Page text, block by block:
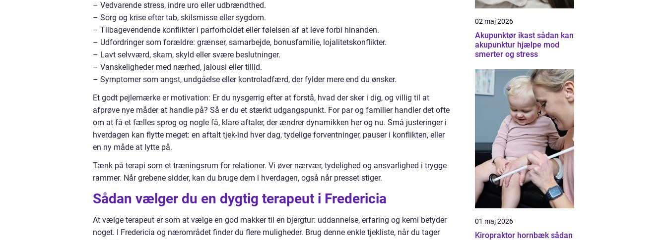
– Vedvarende stress, indre uro eller udbrændthed.
– Sorg og krise efter tab, skilsmisse eller sygdom.
– Tilbagevendende konflikter i parforholdet eller følelsen af at leve forbi hinanden.
– Udfordringer som forældre: grænser, samarbejde, bonusfamilie, lojalitetskonflikter.
– Lavt selvværd, skam, skyld eller svære beslutninger.
– Vanskeligheder med nærhed, jalousi eller tillid.
– Symptomer som angst, undgåelse eller kontroladfærd, der fylder mere end du ønsker.
Et godt pejlemærke er motivation: Er du nysgerrig efter at forstå, hvad der sker i dig, og villig til at
afprøve nye måder at handle på? Så er du et stærkt udgangspunkt. For par og familier handler det ofte
om at få et fælles sprog og nogle få, klare aftaler, der ændrer dynamikken her og nu. Små justeringer i
hverdagen kan flytte meget: en aftalt tjek-ind hver dag, tydelige forventninger, pauser i konflikten, eller
en ny måde at lytte på.
Tænk på terapi som et træningsrum for relationer. Vi øver nærvær, tydelighed og ansvarlighed i trygge
rammer. Når grebene sidder, kan du bruge dem i hverdagen, også når presset stiger.
Sådan vælger du en dygtig terapeut i Fredericia
At vælge terapeut er som at vælge en god makker til en bjergtur: uddannelse, erfaring og kemi betyder
noget. I Fredericia og nærområdet finder du flere muligheder. Brug denne enkle tjekliste, når du tager
02 maj 2026
Akupunktør ikast sådan kan
akupunktur hjælpe mod
smerter og stress
01 maj 2026
Kiropraktor hornbæk sådan